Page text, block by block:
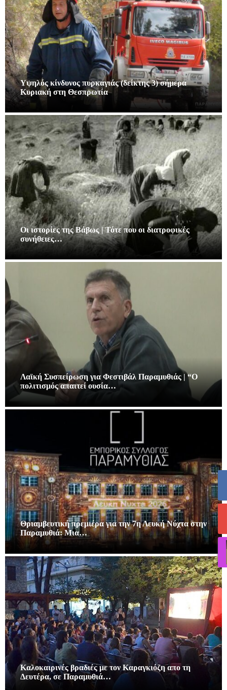
Υψηλός κίνδυνος πυρκαγιάς (δείκτης 3) σήμερα
Κυριακή στη Θεσπρωτία
Οι ιστορίες της Βάβως | Τότε που οι διατροφικές
συνήθειες…
Λαϊκή Συσπείρωση για Φεστιβάλ Παραμυθιάς | “Ο
πολιτισμός απαιτεί ουσία…
Θριαμβευτική πρεμιέρα για την 7η Λευκή Νύχτα στην
Παραμυθιά: Μια…
Καλοκαιρινές βραδιές με τον Καραγκιόζη απο τη
Δευτέρα, σε Παραμυθιά…